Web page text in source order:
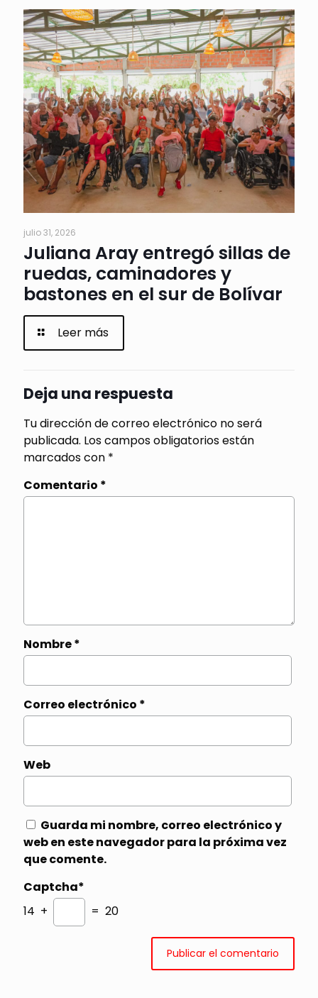
julio 31, 2026
Juliana Aray entregó sillas de
ruedas, caminadores y
bastones en el sur de Bolívar
Leer más
Deja una respuesta
Tu dirección de correo electrónico no será
publicada. Los campos obligatorios están
marcados con *
Comentario *
Nombre*
Correo electrónico *
Web
Guarda mi nombre, correo electrónico y
web en este navegador para la próxima vez
que comente.
Captcha*
14 +
= 20